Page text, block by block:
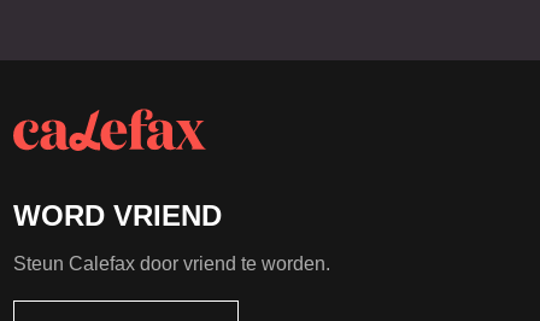
WORD VRIEND
Steun Calefax door vriend te worden.